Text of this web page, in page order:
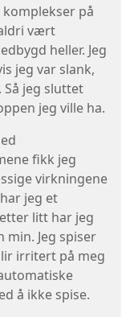
komplekser på
vært
heller. Jeg
jeg var slank,
jeg sluttet
jeg ville ha.
fikk jeg
virkningene
jeg et
litt har jeg
Jeg spiser
irritert på meg
å ikke spise.